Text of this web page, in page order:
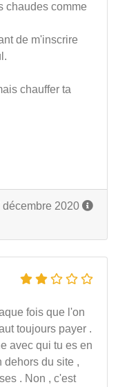
chaudes comme
de m'inscrire
chauffer ta
décembre 2020
fois que l'on
toujours payer .
avec qui tu es en
du site ,
. Non , c'est